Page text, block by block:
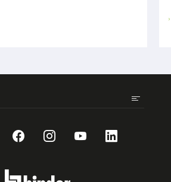
FacebookInstagram
YouTubeLinkedIn